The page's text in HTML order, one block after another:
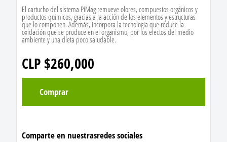
El cartucho del sistema PiMag remueve olores, compuestos orgánicos y
productos químicos, gracias a la acción de los elementos y estructuras
que lo componen. Además, incorpora la tecnología que reduce la
oxidación que se produce en el organismo, por los efectos del medio
ambiente y una dieta poco saludable.
CLP $260,000
Comprar
Comparte en nuestrasredes sociales